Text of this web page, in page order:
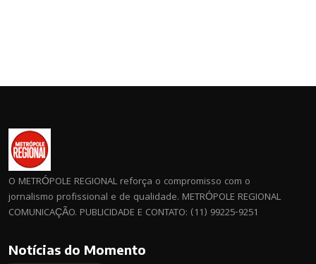
O METRÓPOLE REGIONAL reforça o compromisso com o
jornalismo profissional e de qualidade. METRÓPOLE REGIONAL
COMUNICAÇÃO. PUBLICIDADE E CONTATO: (11) 99225-9251
Notícias do Momento